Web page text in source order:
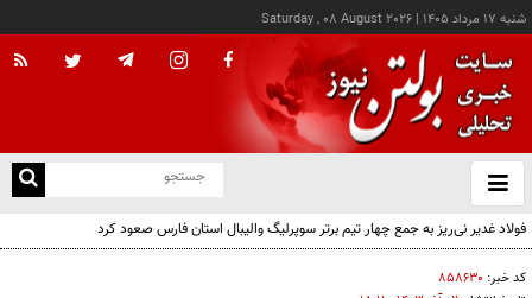
شنبه ۱۷ مرداد ۱۴۰۵ |
Saturday , 08 August 2026
باز
و
فولاد غدیر نی‌ریز به جمع چهار تیم برتر سوپرلیگ والیبال استان فارس صعود کرد
کد خبر: ۸۵۸۶۳۰